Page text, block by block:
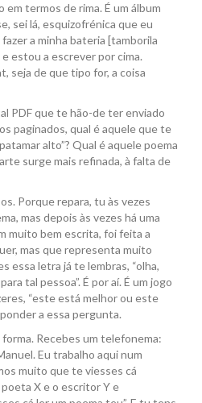
termos de rima. É um álbum
sei lá, esquizofrénica que eu
a minha bateria [tamborila
estou a escrever por cima.
seja de que tipo for, a coisa
PDF que te hão-de ter enviado
paginados, qual é aquele que te
alto”? Qual é aquele poema
surge mais refinada, à falta de
Porque repara, tu às vezes
mas depois às vezes há uma
muito bem escrita, foi feita a
mas que representa muito
essa letra já te lembras, “olha,
tal pessoa”. É por aí. É um jogo
“este está melhor ou este
a essa pergunta.
Recebes um telefonema:
Eu trabalho aqui num
muito que te viesses cá
X e o escritor Y e